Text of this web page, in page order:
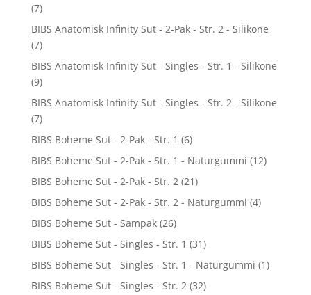
(7)
BIBS Anatomisk Infinity Sut - 2-Pak - Str. 2 - Silikone
(7)
BIBS Anatomisk Infinity Sut - Singles - Str. 1 - Silikone
(9)
BIBS Anatomisk Infinity Sut - Singles - Str. 2 - Silikone
(7)
BIBS Boheme Sut - 2-Pak - Str. 1 (6)
BIBS Boheme Sut - 2-Pak - Str. 1 - Naturgummi (12)
BIBS Boheme Sut - 2-Pak - Str. 2 (21)
BIBS Boheme Sut - 2-Pak - Str. 2 - Naturgummi (4)
BIBS Boheme Sut - Sampak (26)
BIBS Boheme Sut - Singles - Str. 1 (31)
BIBS Boheme Sut - Singles - Str. 1 - Naturgummi (1)
BIBS Boheme Sut - Singles - Str. 2 (32)